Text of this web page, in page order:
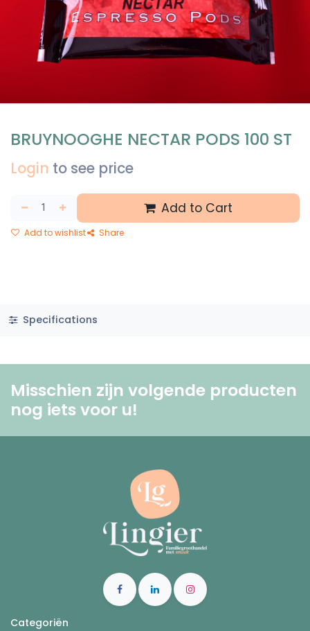
BRUYNOOGHE NECTAR PODS 100 ST
Login to see price
Add to Cart
Add to wishlist Share
Specifications
Misschien zijn volgende producten
nog iets voor u! ​
Categoriën